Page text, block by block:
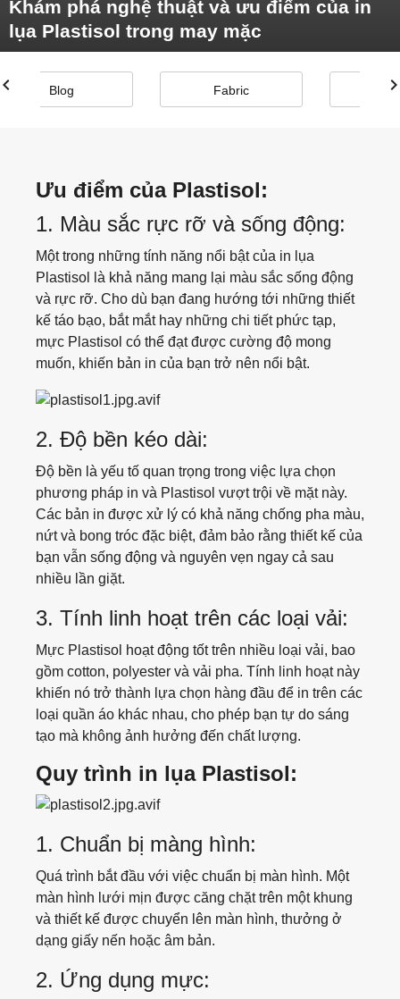
Shorts
Crop Tops
Dress Shirts
Dress Pants
Jeans
Khaki
Blazer
Activewear
Leggings
Tank Top
Crop Top
Hoodie
Polo Shirt
Kidswear
Nón Cap
Sản phẩm khác
Khám phá nghệ thuật và ưu điểm của in
lụa Plastisol trong may mặc
Blog Fabric
Ưu điểm của Plastisol:
1. Màu sắc rực rỡ và sống động:
Một trong những tính năng nổi bật của in lụa
Plastisol là khả năng mang lại màu sắc sống động
và rực rỡ. Cho dù bạn đang hướng tới những thiết
kế táo bạo, bắt mắt hay những chi tiết phức tạp,
mực Plastisol có thể đạt được cường độ mong
muốn, khiến bản in của bạn trở nên nổi bật.
2. Độ bền kéo dài:
Độ bền là yếu tố quan trọng trong việc lựa chọn
phương pháp in và Plastisol vượt trội về mặt này.
Các bản in được xử lý có khả năng chống pha màu,
nứt và bong tróc đặc biệt, đảm bảo rằng thiết kế của
bạn vẫn sống động và nguyên vẹn ngay cả sau
nhiều lần giặt.
3. Tính linh hoạt trên các loại vải:
Mực Plastisol hoạt động tốt trên nhiều loại vải, bao
gồm cotton, polyester và vải pha. Tính linh hoạt này
khiến nó trở thành lựa chọn hàng đầu để in trên các
loại quần áo khác nhau, cho phép bạn tự do sáng
tạo mà không ảnh hưởng đến chất lượng.
Quy trình in lụa Plastisol:
1. Chuẩn bị màng hình:
Quá trình bắt đầu với việc chuẩn bị màn hình. Một
màn hình lưới mịn được căng chặt trên một khung
và thiết kế được chuyển lên màn hình, thưởng ở
dạng giấy nến hoặc âm bản.
2. Ứng dụng mực: